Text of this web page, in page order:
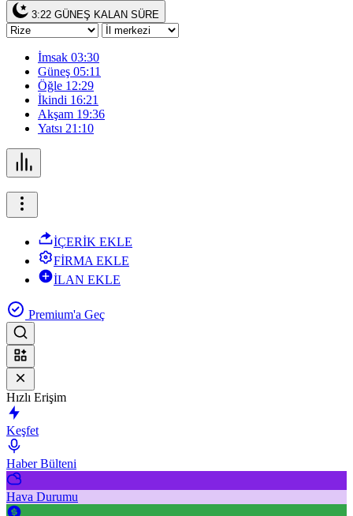
3:21 GÜNEŞ KALAN SÜRE
İmsak 03:30
Güneş 05:11
Öğle 12:29
İkindi 16:21
Akşam 19:36
Yatsı 21:10
İÇERİK EKLE
FİRMA EKLE
İLAN EKLE
Premium'a Geç
Hızlı Erişim
Keşfet
Haber Bülteni
Hava Durumu